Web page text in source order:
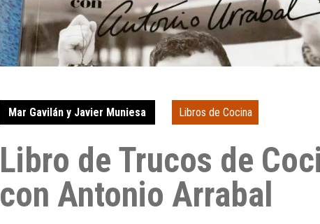
Mar Gavilán y Javier Muniesa Libros de Cocina
Libro de Trucos de
con Antonio Arrabal